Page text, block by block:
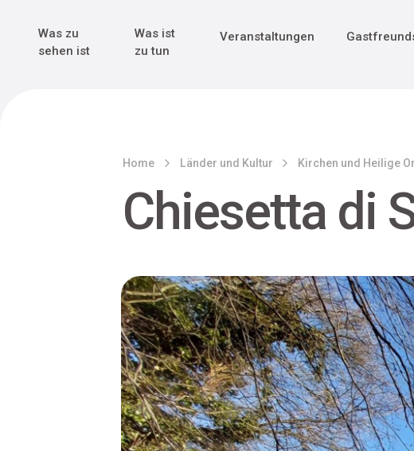
Main Navigation
Was zu
sehen ist
Was ist
zu tun
Veranstaltungen
Home Länder und Kultur Kirchen und Heilige
Chiesetta di